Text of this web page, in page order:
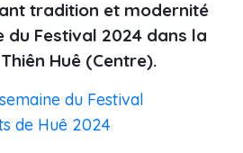
tradition et modernité
du Festival 2024 dans la
Huê (Centre).
du Festival
de Huê 2024